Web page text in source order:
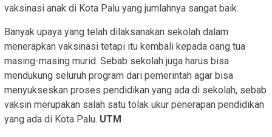
vaksinasi anak di Kota Palu yang jumlahnya sangat baik.
Banyak upaya yang telah dilaksanakan sekolah dalam
menerapkan vaksinasi tetapi itu kembali kepada oang tua
masing-masing murid. Sebab sekolah juga harus bisa
mendukung seluruh program dari pemerintah agar bisa
menyukseskan proses pendidikan yang ada di sekolah, sebab
vaksin merupakan salah satu tolak ukur penerapan pendidikan
yang ada di Kota Palu. UTM